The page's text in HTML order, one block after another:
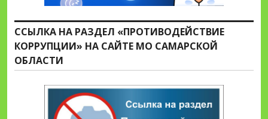
ССЫЛКА НА РАЗДЕЛ «ПРОТИВОДЕЙСТВИЕ
КОРРУПЦИИ» НА САЙТЕ МО САМАРСКОЙ
ОБЛАСТИ